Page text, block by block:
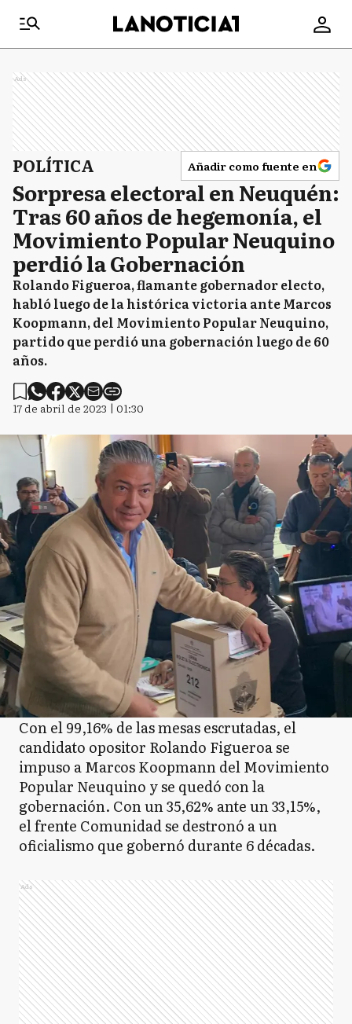
Ads
POLÍTICA Añadir como fuente en
Sorpresa electoral en Neuquén:
Tras 60 años de hegemonía, el
Movimiento Popular Neuquino
perdió la Gobernación
Rolando Figueroa, flamante gobernador electo,
habló luego de la histórica victoria ante Marcos
Koopmann, del Movimiento Popular Neuquino,
partido que perdió una gobernación luego de 60
años.
17 de abril de 2023 | 01:30
Con el 99,16% de las mesas escrutadas, el
candidato opositor Rolando Figueroa se
impuso a Marcos Koopmann del Movimiento
Popular Neuquino y se quedó con la
gobernación. Con un 35,62% ante un 33,15%,
el frente Comunidad se destronó a un
oficialismo que gobernó durante 6 décadas.
Ads